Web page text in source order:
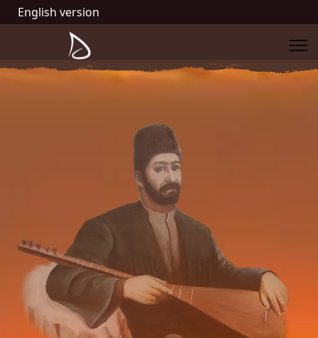
English version